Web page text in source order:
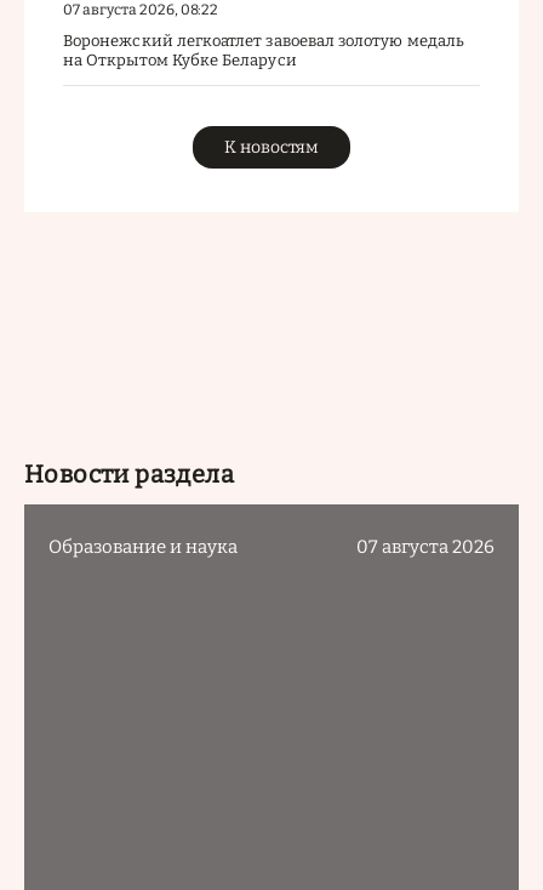
07 августа 2026, 08:22
Воронежский легкоатлет завоевал золотую медаль
на Открытом Кубке Беларуси
К новостям
Новости раздела
Образование и наука 07 августа 2026